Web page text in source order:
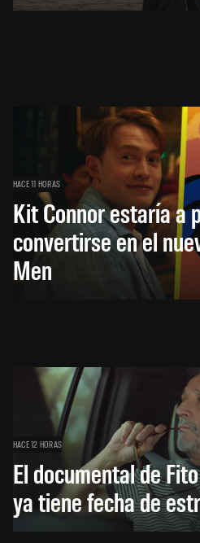
HACE 11 HORAS
Kit Connor estaría a
convertirse en el
Men
HACE 12 HORAS
El documental de
ya tiene fecha de